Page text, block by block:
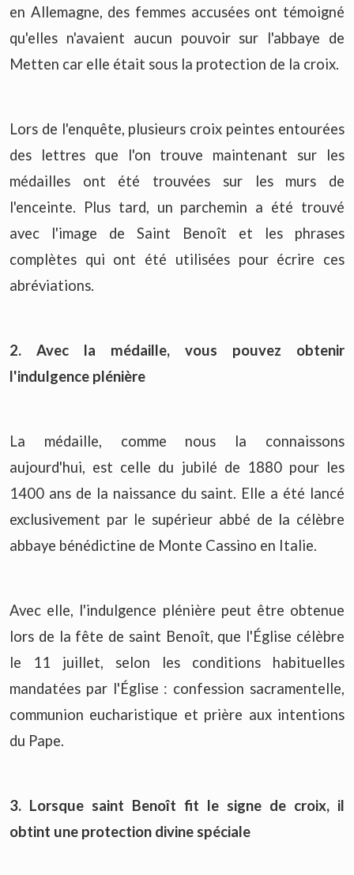
en Allemagne, des femmes accusées ont témoigné
qu'elles n'avaient aucun pouvoir sur l'abbaye de
Metten car elle était sous la protection de la croix.
Lors de l'enquête, plusieurs croix peintes entourées
des lettres que l'on trouve maintenant sur les
médailles ont été trouvées sur les murs de
l'enceinte. Plus tard, un parchemin a été trouvé
avec l'image de Saint Benoît et les phrases
complètes qui ont été utilisées pour écrire ces
abréviations.
2. Avec la médaille, vous pouvez obtenir
l'indulgence plénière
La médaille, comme nous la connaissons
aujourd'hui, est celle du jubilé de 1880 pour les
1400 ans de la naissance du saint. Elle a été lancé
exclusivement par le supérieur abbé de la célèbre
abbaye bénédictine de Monte Cassino en Italie.
Avec elle, l'indulgence plénière peut être obtenue
lors de la fête de saint Benoît, que l'Église célèbre
le 11 juillet, selon les conditions habituelles
mandatées par l'Église : confession sacramentelle,
communion eucharistique et prière aux intentions
du Pape.
3. Lorsque saint Benoît fit le signe de croix, il
obtint une protection divine spéciale